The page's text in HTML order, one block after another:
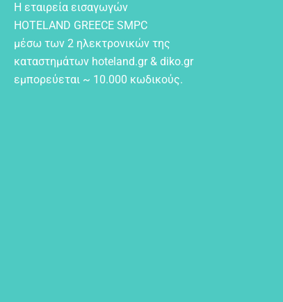
Η εταιρεία εισαγωγών
HOTELAND GREECE SMPC
μέσω των 2 ηλεκτρονικών της
καταστημάτων hoteland.gr & diko.gr
εμπορεύεται ~ 10.000 κωδικούς.